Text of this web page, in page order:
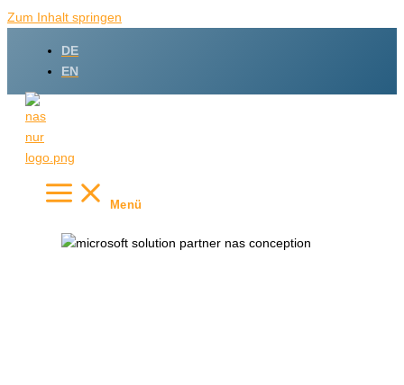
Zum Inhalt springen
DE
EN
Menü